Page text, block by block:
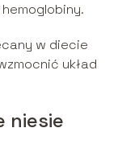
w diecie
układ
niesie